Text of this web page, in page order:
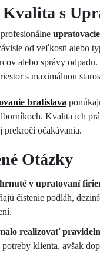
s
od veľkosti alebo
alebo správy
s maximálnou
bratislava
Kvalita ich
prekročí očakávania.
Otázky
v upratovaní
čistenie podláh,
realizovať
klienta, avšak